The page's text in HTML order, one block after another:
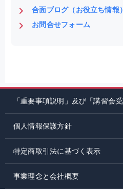
合面ブログ（お役立ち情報）
お問合せフォーム
「重要事項説明」及び「講習会受
個人情報保護方針
特定商取引法に基づく表示
事業理念と会社概要